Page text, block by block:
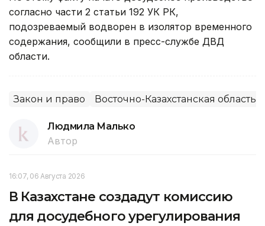
согласно части 2 статьи 192 УК РК,
подозреваемый водворен в изолятор временного
содержания, сообщили в пресс-службе ДВД
области.
Закон и право Восточно-Казахстанская область
Людмила Малько
Автор
16:07, 06 Августа 2026
В Казахстане создадут комиссию
для досудебного урегулирования